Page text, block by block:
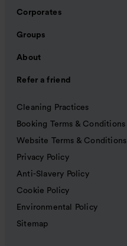
Corporates
Groups
About
Refer a friend
Cleaning Practices
Booking Terms & Conditions
Website Terms & Conditions
Privacy Policy
Anti-Slavery Policy
Cookie Policy
Environmental Policy
Sitemap